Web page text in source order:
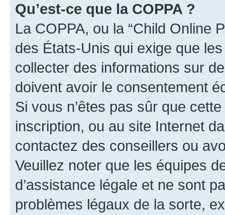
Qu’est-ce que la COPPA ?
La COPPA, ou la “Child Online
des États-Unis qui exige que
collecter des informations sur
doivent avoir le consentement
Si vous n’êtes pas sûr que
inscription, ou au site Internet
contactez des conseillers ou
Veuillez noter que les équipes
d’assistance légale et ne sont
problèmes légaux de la sorte,